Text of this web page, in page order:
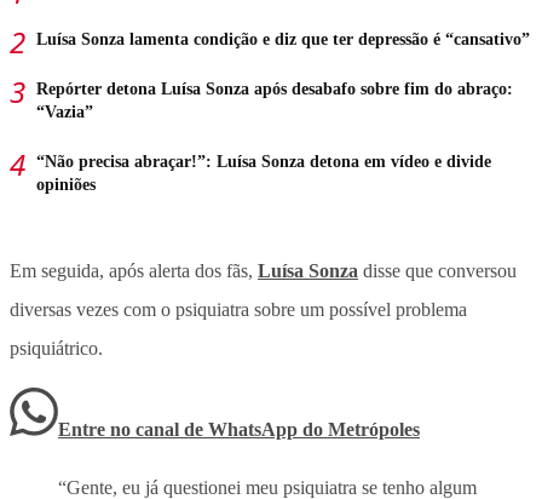
Luísa Sonza lamenta condição e diz que ter depressão é “cansativo”
Repórter detona Luísa Sonza após desabafo sobre fim do abraço:
“Vazia”
“Não precisa abraçar!”: Luísa Sonza detona em vídeo e divide
opiniões
Em seguida, após alerta dos fãs, Luísa Sonza disse que conversou
diversas vezes com o psiquiatra sobre um possível problema
psiquiátrico.
Entre no canal de WhatsApp do Metrópoles
“Gente, eu já questionei meu psiquiatra se tenho algum